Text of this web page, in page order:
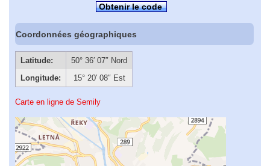
Obtenir le code
Coordonnées géographiques
Latitude:
50° 36′ 07″ Nord
Longitude:
15° 20′ 08″ Est
Carte en ligne de Semily